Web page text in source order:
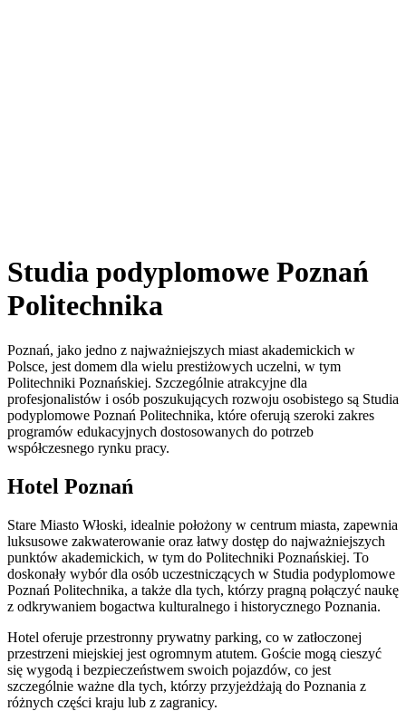
Studia podyplomowe Poznań
Politechnika
Poznań, jako jedno z najważniejszych miast akademickich w
Polsce, jest domem dla wielu prestiżowych uczelni, w tym
Politechniki Poznańskiej. Szczególnie atrakcyjne dla
profesjonalistów i osób poszukujących rozwoju osobistego są Studia
podyplomowe Poznań Politechnika, które oferują szeroki zakres
programów edukacyjnych dostosowanych do potrzeb
współczesnego rynku pracy.
Hotel Poznań
Stare Miasto Włoski, idealnie położony w centrum miasta, zapewnia
luksusowe zakwaterowanie oraz łatwy dostęp do najważniejszych
punktów akademickich, w tym do Politechniki Poznańskiej. To
doskonały wybór dla osób uczestniczących w Studia podyplomowe
Poznań Politechnika, a także dla tych, którzy pragną połączyć naukę
z odkrywaniem bogactwa kulturalnego i historycznego Poznania.
Hotel oferuje przestronny prywatny parking, co w zatłoczonej
przestrzeni miejskiej jest ogromnym atutem. Goście mogą cieszyć
się wygodą i bezpieczeństwem swoich pojazdów, co jest
szczególnie ważne dla tych, którzy przyjeżdżają do Poznania z
różnych części kraju lub z zagranicy.